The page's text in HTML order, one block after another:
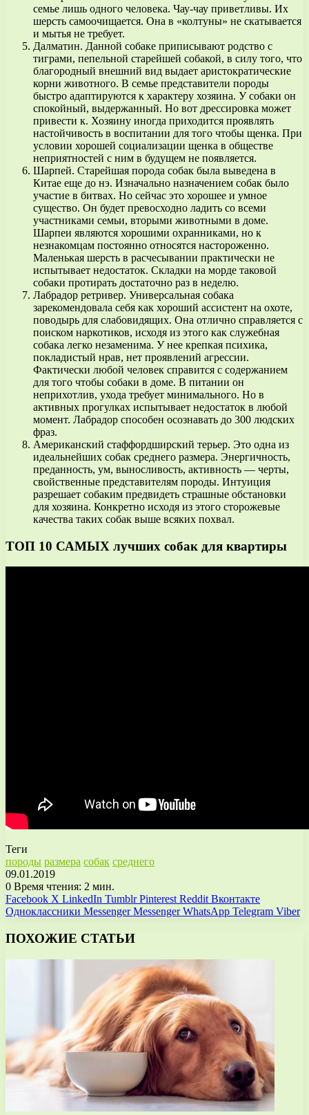
семье лишь одного человека. Чау-чау приветливы. Их
шерсть самоочищается. Она в «колтуны» не скатывается
и мытья не требует.
Далматин. Данной собаке приписывают родство с
тиграми, пепельной старейшей собакой, в силу того, что
благородный внешний вид выдает аристократические
корни животного. В семье представители породы
быстро адаптируются к характеру хозяина. У собаки он
спокойный, выдержанный. Но вот дрессировка может
привести к. Хозяину иногда приходится проявлять
настойчивость в воспитании для того чтобы щенка. При
условии хорошей социализации щенка в обществе
неприятностей с ним в будущем не появляется.
Шарпей. Старейшая порода собак была выведена в
Китае еще до нэ. Изначально назначением собак было
участие в битвах. Но сейчас это хорошее и умное
существо. Он будет превосходно ладить со всеми
участниками семьи, вторыми животными в доме.
Шарпеи являются хорошими охранниками, но к
незнакомцам постоянно относятся настороженно.
Маленькая шерсть в расчесывании практически не
испытывает недостаток. Складки на морде таковой
собаки протирать достаточно раз в неделю.
Лабрадор ретривер. Универсальная собака
зарекомендовала себя как хороший ассистент на охоте,
поводырь для слабовидящих. Она отлично справляется с
поиском наркотиков, исходя из этого как служебная
собака легко незаменима. У нее крепкая психика,
покладистый нрав, нет проявлений агрессии.
Фактически любой человек справится с содержанием
для того чтобы собаки в доме. В питании он
неприхотлив, ухода требует минимального. Но в
активных прогулках испытывает недостаток в любой
момент. Лабрадор способен осознавать до 300 людских
фраз.
Американский стаффордширский терьер. Это одна из
идеальнейших собак среднего размера. Энергичность,
преданность, ум, выносливость, активность — черты,
свойственные представителям породы. Интуиция
разрешает собаким предвидеть страшные обстановки
для хозяина. Конкретно исходя из этого сторожевые
качества таких собак выше всяких похвал.
ТОП 10 САМЫХ лучших собак для квартиры
Теги
породы размера собак среднего
09.01.2019
0 Время чтения: 2 мин.
Facebook X LinkedIn Tumblr Pinterest Reddit Вконтакте
Одноклассники Messenger Messenger WhatsApp Telegram Viber
ПОХОЖИЕ СТАТЬИ